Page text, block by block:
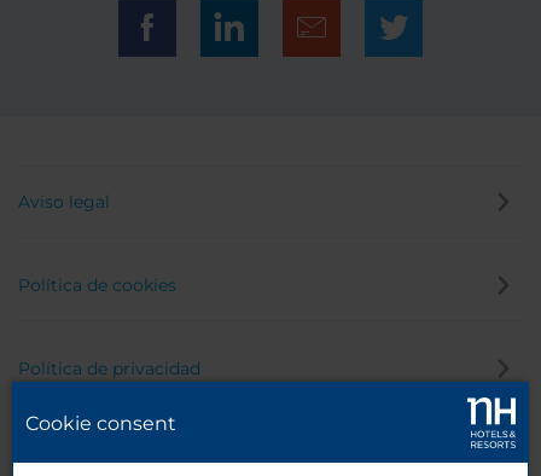
Aviso legal
Política de cookies
Política de privacidad
Cookie consent